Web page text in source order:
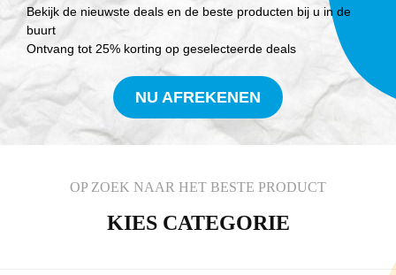
Bekijk de nieuwste deals en de beste producten bij u in de
buurt
Ontvang tot 25% korting op geselecteerde deals
NU AFREKENEN
OP ZOEK NAAR HET BESTE PRODUCT
KIES CATEGORIE